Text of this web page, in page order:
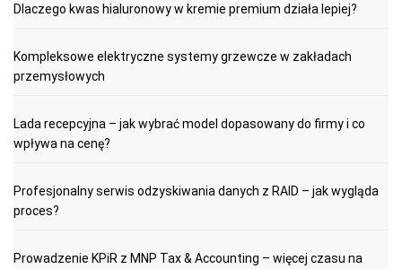
Dlaczego kwas hialuronowy w kremie premium działa lepiej?
Kompleksowe elektryczne systemy grzewcze w zakładach
przemysłowych
Lada recepcyjna – jak wybrać model dopasowany do firmy i co
wpływa na cenę?
Profesjonalny serwis odzyskiwania danych z RAID – jak wygląda
proces?
Prowadzenie KPiR z MNP Tax & Accounting – więcej czasu na